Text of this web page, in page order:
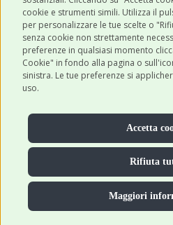
cookie e strumenti simili. Utilizza il
per personalizzare le tue scelte o
senza cookie non strettamente
preferenze in qualsiasi momento
Cookie" in fondo alla pagina o
sinistra. Le tue preferenze si
uso.
Accetta
Rifiuta
Maggiori
0543
© 2026